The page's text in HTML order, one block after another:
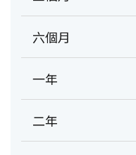
六個月
一年
二年